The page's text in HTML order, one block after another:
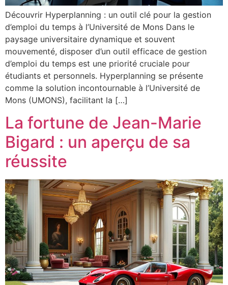
Découvrir Hyperplanning : un outil clé pour la gestion
d’emploi du temps à l’Université de Mons Dans le
paysage universitaire dynamique et souvent
mouvementé, disposer d’un outil efficace de gestion
d’emploi du temps est une priorité cruciale pour
étudiants et personnels. Hyperplanning se présente
comme la solution incontournable à l’Université de
Mons (UMONS), facilitant la […]
La fortune de Jean-Marie
Bigard : un aperçu de sa
réussite